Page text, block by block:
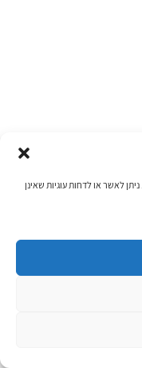
לאשר או לדחות עוגיות שאינן